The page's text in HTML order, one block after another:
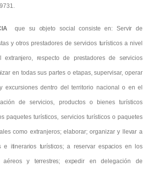
que su objeto social consiste en: Servir de
y otros prestadores de servicios turísticos a nivel
respecto de prestadores de servicios
en todas sus partes o etapas, supervisar, operar
excursiones dentro del territorio nacional o en el
de servicios, productos o bienes turísticos
paquetes turísticos, servicios turísticos o paquetes
como extranjeros; elaborar; organizar y llevara
e itinerarios turísticos; a reservar espacios en los
aéreos y terrestres; expedir en delegación de